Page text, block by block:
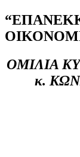
ΟΜΙΛΙΑ
κ.